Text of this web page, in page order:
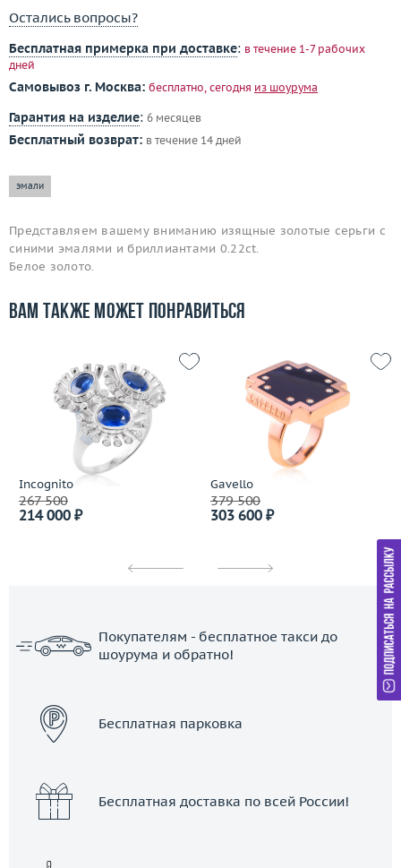
Остались вопросы?
Бесплатная примерка при доставке: в течение 1-7 рабочих
дней
Самовывоз г. Москва: бесплатно, сегодня из шоурума
Гарантия на изделие: 6 месяцев
Бесплатный возврат: в течение 14 дней
эмали
Представляем вашему вниманию изящные золотые серьги с
синими эмалями и бриллиантами 0.22ct.
Белое золото.
Вам также может понравиться
Incognito
267 500
214 000 ₽
Gavello
379 500
303 600 ₽
Покупателям - бесплатное такси до
шоурума и обратно!
Бесплатная парковка
Бесплатная доставка по всей России!